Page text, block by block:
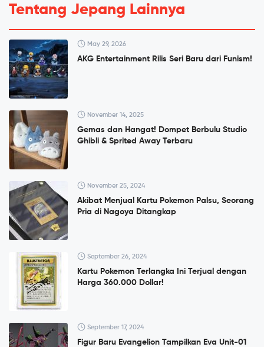
Tentang Jepang Lainnya
May 29, 2026
AKG Entertainment Rilis Seri Baru dari Funism!
November 14, 2025
Gemas dan Hangat! Dompet Berbulu Studio
Ghibli & Sprited Away Terbaru
November 25, 2024
Akibat Menjual Kartu Pokemon Palsu, Seorang
Pria di Nagoya Ditangkap
September 26, 2024
Kartu Pokemon Terlangka Ini Terjual dengan
Harga 360.000 Dollar!
September 17, 2024
Figur Baru Evangelion Tampilkan Eva Unit-01